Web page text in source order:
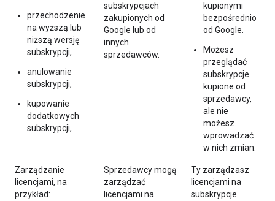
przechodzenie
na wyższą lub
niższą wersję
subskrypcji,
anulowanie
subskrypcji,
kupowanie
dodatkowych
subskrypcji,
subskrypcjach
zakupionych od
Google lub od
innych
sprzedawców.
kupionymi
bezpośrednio
od Google.
Możesz
przeglądać
subskrypcje
kupione od
sprzedawcy,
ale nie
możesz
wprowadzać
w nich zmian.
Zarządzanie
licencjami, na
przykład:
Sprzedawcy mogą
zarządzać
licencjami na
Ty zarządzasz
licencjami na
subskrypcje